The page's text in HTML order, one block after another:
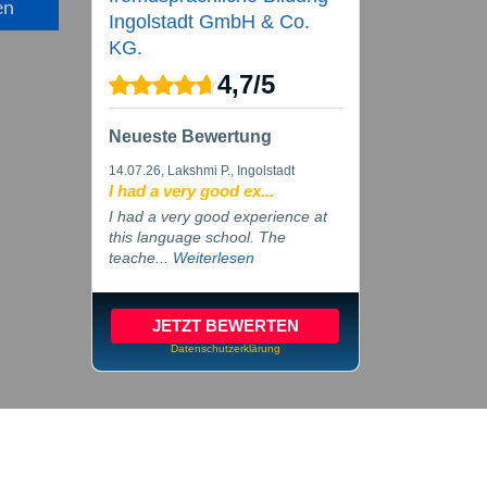
Ingolstadt GmbH & Co.
KG.
4,7/5
Neueste Bewertung
14.07.26, Lakshmi P., Ingolstadt
I had a very good ex...
I had a very good experience at
this language school. The
teache... Weiterlesen
JETZT BEWERTEN
Datenschutzerklärung